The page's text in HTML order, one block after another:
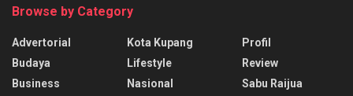
Browse by Category
Advertorial
Budaya
Business
Kota Kupang
Lifestyle
Nasional
Profil
Review
Sabu Raijua